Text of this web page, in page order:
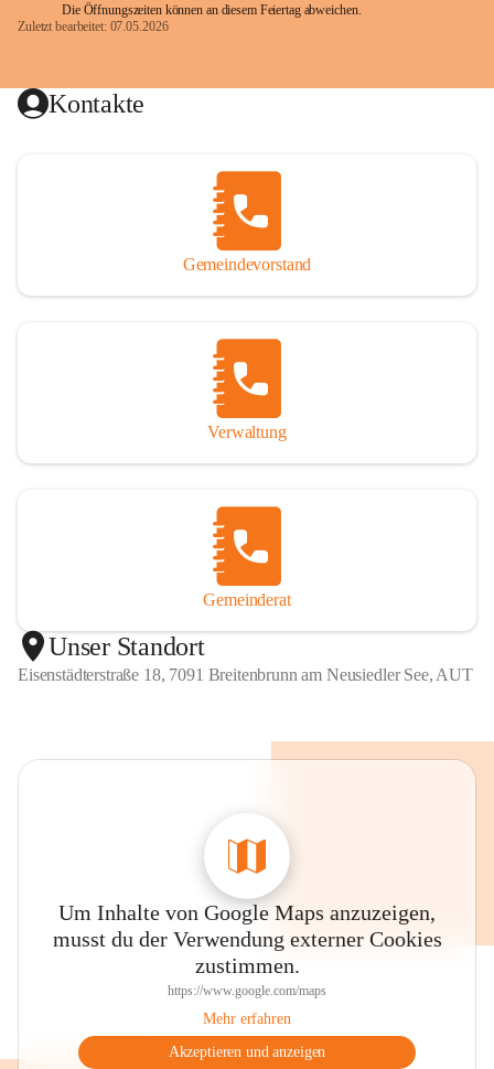
Die Öffnungszeiten können an diesem Feiertag abweichen.
Zuletzt bearbeitet: 07.05.2026
Kontakte
Gemeindevorstand
Verwaltung
Gemeinderat
Unser Standort
Eisenstädterstraße 18, 7091 Breitenbrunn am Neusiedler See, AUT
Um Inhalte von Google Maps anzuzeigen,
musst du der Verwendung externer Cookies
zustimmen.
https://www.google.com/maps
Mehr erfahren
Akzeptieren und anzeigen